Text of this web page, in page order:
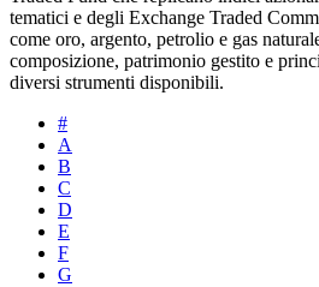
tematici e degli Exchange Traded
come oro, argento, petrolio e gas
composizione, patrimonio gestito e
diversi strumenti disponibili.
#
A
B
C
D
E
F
G